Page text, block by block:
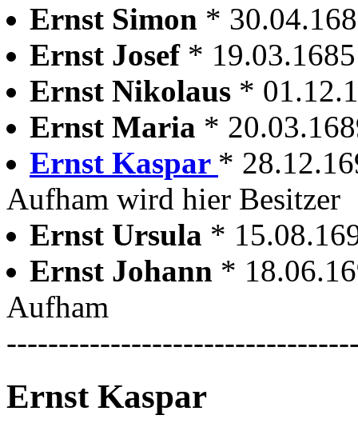
Ernst Simon *
Ernst Josef *
Ernst Nikolaus *
Ernst Maria *
Ernst Kaspar *
Aufham wird hier Besitzer
Ernst Ursula *
Ernst Johann *
Aufham
Ernst Kaspar